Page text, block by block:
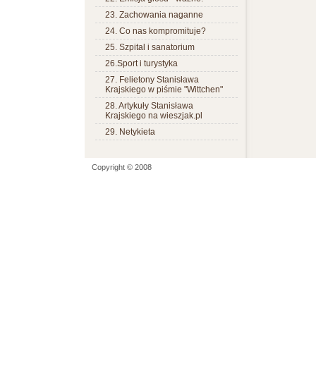
23. Zachowania naganne
24. Co nas kompromituje?
25. Szpital i sanatorium
26.Sport i turystyka
27. Felietony Stanisława
Krajskiego w piśmie "Wittchen"
28. Artykuły Stanisława
Krajskiego na wieszjak.pl
29. Netykieta
Copyright © 2008